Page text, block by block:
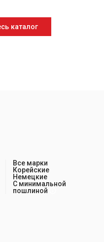
каталог
Все марки
Корейские
Немецкие
С минимальной
пошлиной